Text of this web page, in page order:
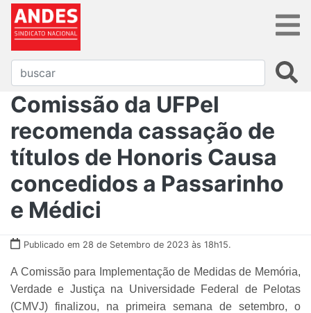
Comissão da UFPel
recomenda cassação de
títulos de Honoris Causa
concedidos a Passarinho
e Médici
Publicado em 28 de Setembro de 2023 às 18h15.
A Comissão para Implementação de Medidas de Memória,
Verdade e Justiça na Universidade Federal de Pelotas
(CMVJ) finalizou, na primeira semana de setembro, o